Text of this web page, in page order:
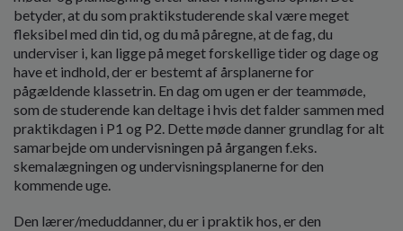
betyder, at du som praktikstuderende skal være meget
fleksibel med din tid, og du må påregne, at de fag, du
underviser i, kan ligge på meget forskellige tider og dage og
have et indhold, der er bestemt af årsplanerne for
pågældende klassetrin. En dag om ugen er der teammøde,
som de studerende kan deltage i hvis det falder sammen med
praktikdagen i P1 og P2. Dette møde danner grundlag for alt
samarbejde om undervisningen på årgangen f.eks.
skemalægningen og undervisningsplanerne for den
kommende uge.
Den lærer/meduddanner, du er i praktik hos, er den